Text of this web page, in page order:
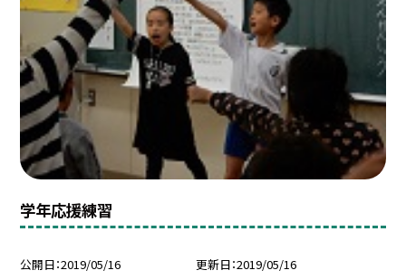
学年応援練習
公開日 2019/05/16 更新日 2019/05/16